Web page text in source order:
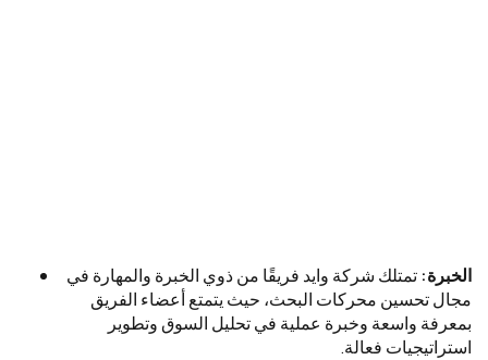
الخبرة: تمتلك شركة وايد فريقًا من ذوي الخبرة والمهارة في
مجال تحسين محركات البحث، حيث يتمتع أعضاء الفريق
بمعرفة واسعة وخبرة عملية في تحليل السوق وتطوير
استراتيجيات فعالة.